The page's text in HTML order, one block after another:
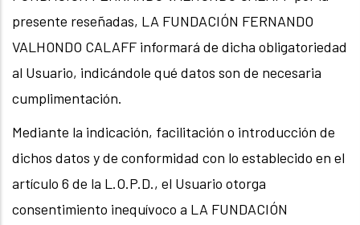
presente reseñadas, LA FUNDACIÓN FERNANDO
VALHONDO CALAFF informará de dicha obligatoriedad
al Usuario, indicándole qué datos son de necesaria
cumplimentación.
Mediante la indicación, facilitación o introducción de
dichos datos y de conformidad con lo establecido en el
artículo 6 de la L.O.P.D., el Usuario otorga
consentimiento inequívoco a LA FUNDACIÓN